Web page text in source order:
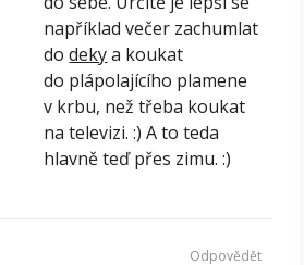
například večer zachumlat
dodekya koukat
do plápolajícího plamene
v krbu, než třeba koukat
na televizi. :) A to teda
hlavně teď přes zimu. :)
Odpovědět